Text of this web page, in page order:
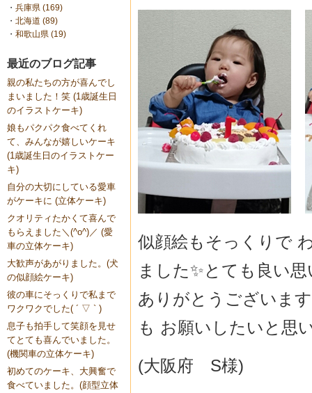
・ 兵庫県 (169)
・ 北海道 (89)
・ 和歌山県 (19)
最近のブログ記事
親の私たちの方が喜んでし
まいました！笑 (1歳誕生日
のイラストケーキ)
娘もパクパク食べてくれ
て、みんなが嬉しいケーキ
(1歳誕生日のイラストケー
キ)
自分の大切にしている愛車
がケーキに (立体ケーキ)
クオリティたかくて喜んで
もらえました＼(^o^)／ (愛
車の立体ケーキ)
大歓声があがりました。(犬
の似顔絵ケーキ)
彼の車にそっくりで私まで
ワクワクでした( ´ ▽ ` )
息子も拍手して笑顔を見せ
てとても喜んでいました。
(機関車の立体ケーキ)
初めてのケーキ、大興奮で
食べていました。(顔型立体
似顔絵もそっくりで
ました✨とても良い
ありがとうございま
も お願いしたいと思
(大阪府 S様)